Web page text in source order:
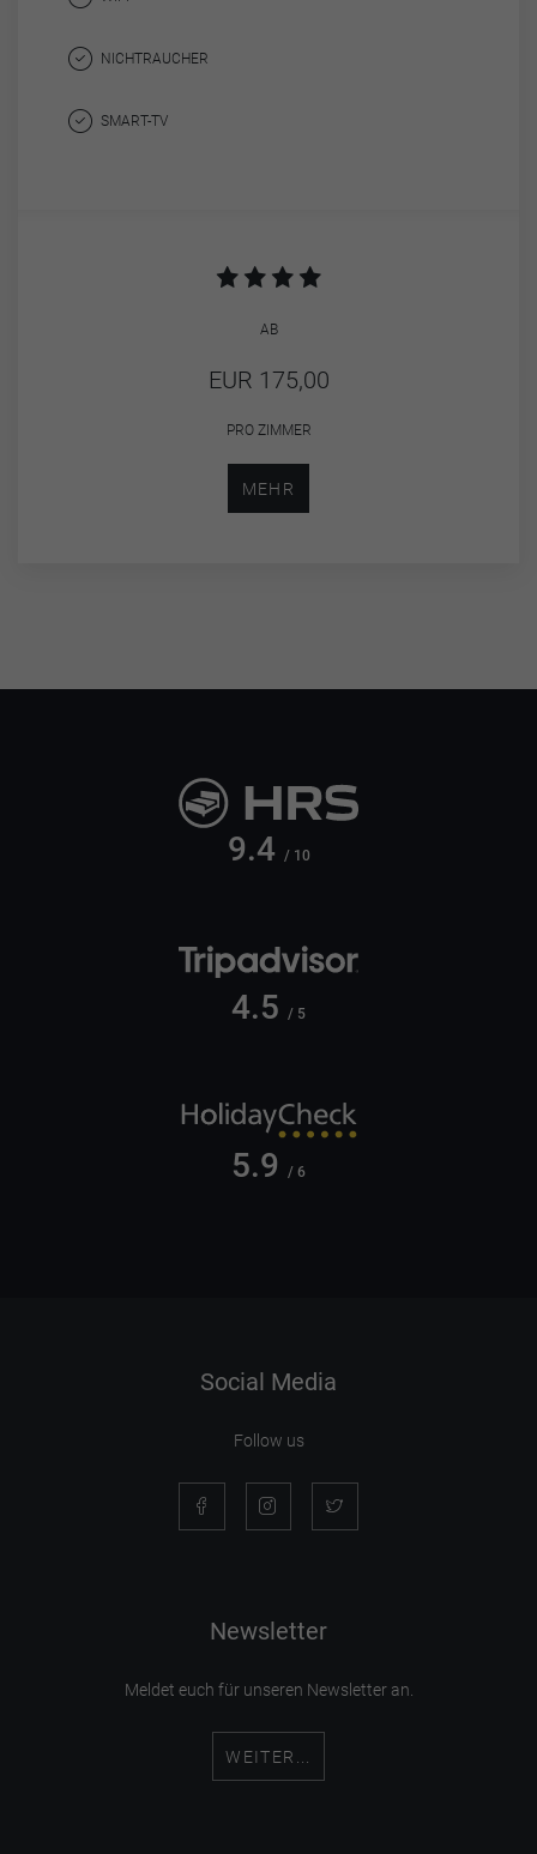
NICHTRAUCHER
SMART-TV
AB
EUR 175,00
PRO ZIMMER
MEHR
9.4 / 10
4.5 / 5
5.9 / 6
Social Media
Follow us
Newsletter
Meldet euch für unseren Newsletter an.
WEITER...